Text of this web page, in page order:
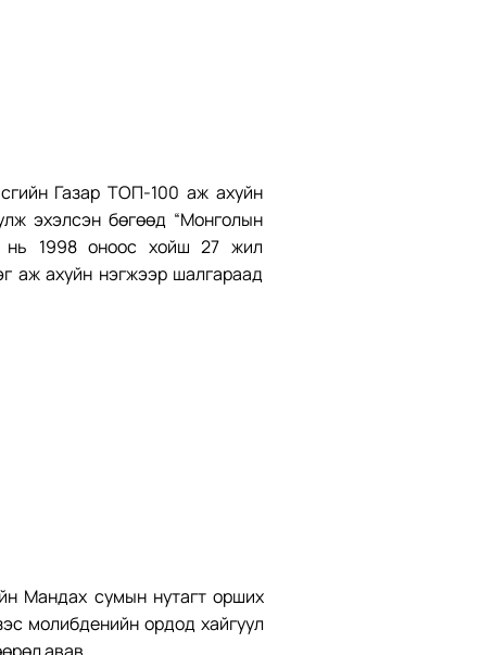
Газар ТОП-100 аж ахуйн
эхэлсэн бөгөөд “Монголын
1998 оноос хойш 27 жил
аж ахуйн нэгжээр шалгараад
Мандах сумын нутагт орших
молибденийн ордод хайгуул